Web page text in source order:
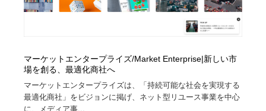
マーケットエンタープライズ/Market Enterprise|新しい市
場を創る、最適化商社へ
マーケットエンタープライズは、「持続可能な社会を実現する
最適化商社」をビジョンに掲げ、ネット型リユース事業を中心
に、メディア事...